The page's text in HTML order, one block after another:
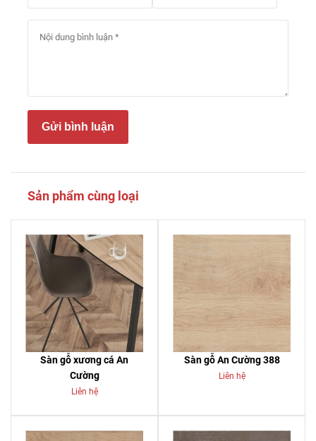
Gửi bình luận
Sản phẩm cùng loại
Sàn gỗ xương cá An
Cường
Liên hệ
Sàn gỗ An Cường 388
Liên hệ